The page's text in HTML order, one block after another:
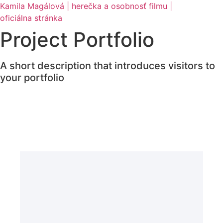
Skip
to
content
Kamila Magálová | herečka a osobnosť filmu |
oficiálna stránka
Project Portfolio
A short description that introduces visitors to
your portfolio